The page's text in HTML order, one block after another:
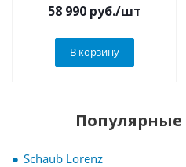
58 990 руб./шт
В корзину
Популярные
Schaub Lorenz